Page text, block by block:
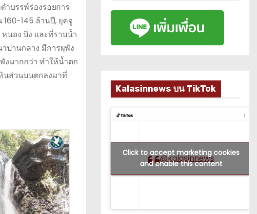
ำบรรพ์ร่องรอยการ
145 ล้านปี, ยุคจู
นอง บึง และที่ราบน้ำ
ปานกลาง มีการผุพัง
งมากกว่า ทำให้น้ำตก
นส่วนบนตกลงมาที่
Kalasinnews บน TikTok
@kalasinnews
Click to accept marketing cookies
and enable this content